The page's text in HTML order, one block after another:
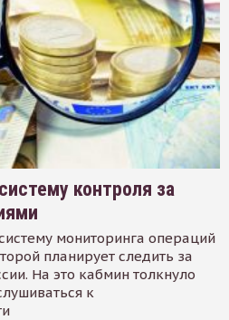
контроля за
мониторинга операций
планирует следить за
На это кабмин толкнуло
к